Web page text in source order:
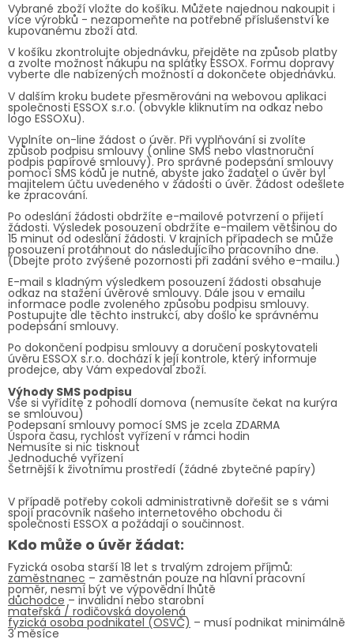
Vybrané zboží vložte do košíku. Můžete najednou nakoupit i
více výrobků - nezapomeňte na potřebné příslušenství ke
kupovanému zboží atd.
V košíku zkontrolujte objednávku, přejděte na způsob platby
a zvolte možnost nákupu na splátky ESSOX. Formu dopravy
vyberte dle nabízených možností a dokončete objednávku.
V dalším kroku budete přesměrováni na webovou aplikaci
společnosti ESSOX s.r.o. (obvykle kliknutím na odkaz nebo
logo ESSOXu).
Vyplníte on-line žádost o úvěr. Při vyplňování si zvolíte
způsob podpisu smlouvy (online SMS nebo vlastnoruční
podpis papírové smlouvy). Pro správné podepsání smlouvy
pomocí SMS kódů je nutné, abyste jako žadatel o úvěr byl
majitelem účtu uvedeného v žádosti o úvěr. Žádost odešlete
ke zpracování.
Po odeslání žádosti obdržíte e-mailové potvrzení o přijetí
žádosti. Výsledek posouzení obdržíte e-mailem většinou do
15 minut od odeslání žádosti. V krajních případech se může
posouzení protáhnout do následujícího pracovního dne.
(Dbejte proto zvýšené pozornosti při zadání svého e-mailu.)
E-mail s kladným výsledkem posouzení žádosti obsahuje
odkaz na stažení úvěrové smlouvy. Dále jsou v emailu
informace podle zvoleného způsobu podpisu smlouvy.
Postupujte dle těchto instrukcí, aby došlo ke správnému
podepsání smlouvy.
Po dokončení podpisu smlouvy a doručení poskytovateli
úvěru ESSOX s.r.o. dochází k její kontrole, který informuje
prodejce, aby Vám expedoval zboží.
Výhody SMS podpisu
Vše si vyřídíte z pohodlí domova (nemusíte čekat na kurýra
se smlouvou)
Podepsaní smlouvy pomocí SMS je zcela ZDARMA
Úspora času, rychlost vyřízení v rámci hodin
Nemusíte si nic tisknout
Jednoduché vyřízení
Šetrnější k životnímu prostředí (žádné zbytečné papíry)
V případě potřeby cokoli administrativně dořešit se s vámi
spojí pracovník našeho internetového obchodu či
společnosti ESSOX a požádají o součinnost.
Kdo může o úvěr žádat:
Fyzická osoba starší 18 let s trvalým zdrojem příjmů:
zaměstnanec – zaměstnán pouze na hlavní pracovní
poměr, nesmí být ve výpovědní lhůtě
důchodce – invalidní nebo starobní
mateřská / rodičovská dovolená
fyzická osoba podnikatel (OSVČ) – musí podnikat minimálně
3 měsíce